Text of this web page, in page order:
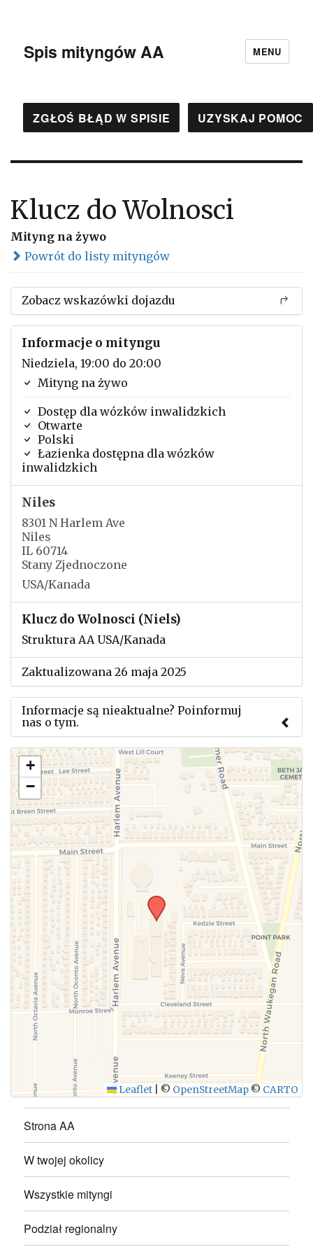
Spis mityngów AA MENU
ZGŁOŚ BŁĄD W SPISIE UZYSKAJ POMOC
Klucz do Wolnosci
Mityng na żywo
Powrót do listy mityngów
Zobacz wskazówki dojazdu
Informacje o mityngu
Niedziela, 19:00 do 20:00
Mityng na żywo
Dostęp dla wózków inwalidzkich
Otwarte
Polski
Łazienka dostępna dla wózków
inwalidzkich
Niles
8301 N Harlem Ave
Niles
IL 60714
Stany Zjednoczone
USA/Kanada
Klucz do Wolnosci (Niels)
Struktura AA USA/Kanada
Zaktualizowana 26 maja 2025
Informacje są nieaktualne? Poinformuj
nas o tym.
Użyj tego formularza aby przesłać informację o
zmianach w powyższym mityngu.
WYŚLIJ
+
−
Leaflet © OpenStreetMap © CARTO
Strona AA
W twojej okolicy
Wszystkie mityngi
Podział regionalny